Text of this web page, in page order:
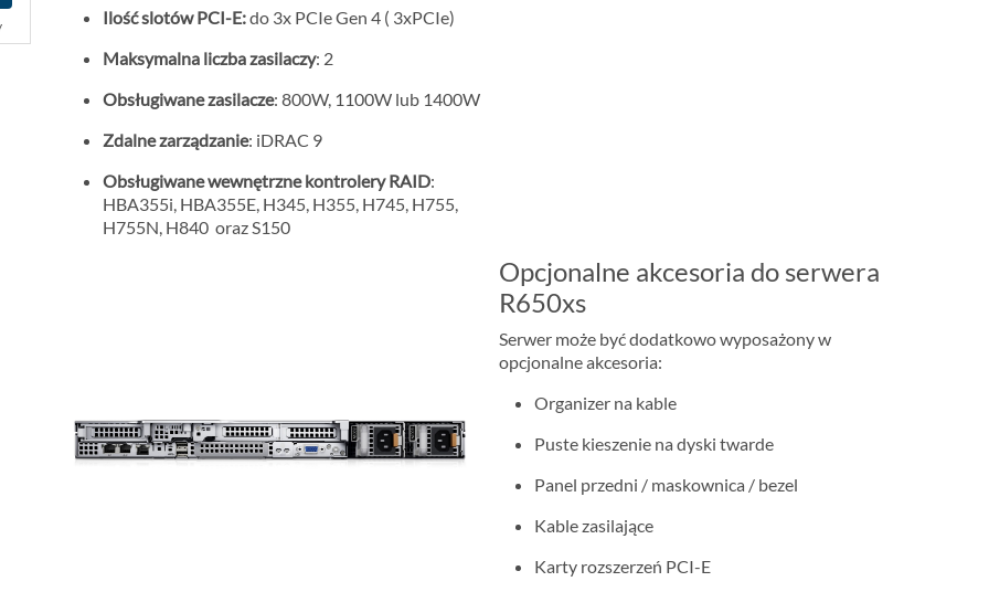
c
Ilość slotów PCI-E:do 3x PCIe Gen 4 ( 3xPCIe)
Maksymalna liczba zasilaczy: 2
Obsługiwane zasilacze: 800W, 1100W lub 1400W
Zdalne zarządzanie: iDRAC 9
Obsługiwane wewnętrzne kontrolery RAID:
HBA355i, HBA355E, H345, H355, H745, H755,
H755N, H840 oraz S150
Opcjonalne akcesoria do serwera
R650xs
Serwer może być dodatkowo wyposażony w
opcjonalne akcesoria:
Organizer na kable
Puste kieszenie na dyski twarde
Panel przedni / maskownica / bezel
Kable zasilające
Karty rozszerzeń PCI-E